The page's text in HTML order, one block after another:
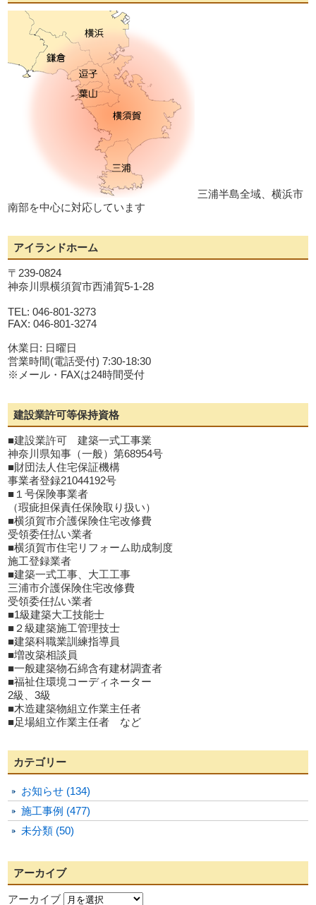
三浦半島全域、横浜市
南部を中心に対応しています
アイランドホーム
〒239-0824
神奈川県横須賀市西浦賀5-1-28
TEL: 046-801-3273
FAX: 046-801-3274
休業日: 日曜日
営業時間(電話受付) 7:30-18:30
※メール・FAXは24時間受付
建設業許可等保持資格
■建設業許可 建築一式工事業
神奈川県知事（一般）第68954号
■財団法人住宅保証機構
事業者登録21044192号
■１号保険事業者
（瑕疵担保責任保険取り扱い）
■横須賀市介護保険住宅改修費
受領委任払い業者
■横須賀市住宅リフォーム助成制度
施工登録業者
■建築一式工事、大工工事
三浦市介護保険住宅改修費
受領委任払い業者
■1級建築大工技能士
■２級建築施工管理技士
■建築科職業訓練指導員
■増改築相談員
■一般建築物石綿含有建材調査者
■福祉住環境コーディネーター
2級、3級
■木造建築物組立作業主任者
■足場組立作業主任者 など
カテゴリー
お知らせ (134)
施工事例 (477)
未分類 (50)
アーカイブ
アーカイブ